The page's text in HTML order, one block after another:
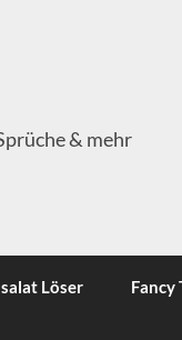
& mehr
Löser Fancy